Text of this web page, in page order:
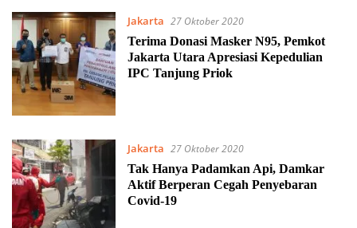
Jakarta 27 Oktober 2020
Terima Donasi Masker N95, Pemkot
Jakarta Utara Apresiasi Kepedulian
IPC Tanjung Priok
Jakarta 27 Oktober 2020
Tak Hanya Padamkan Api, Damkar
Aktif Berperan Cegah Penyebaran
Covid-19